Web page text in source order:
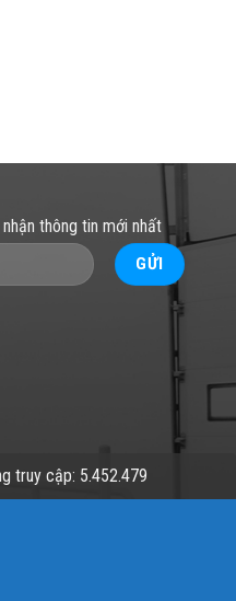
thông tin mới nhất
truy cập: 5.452.479